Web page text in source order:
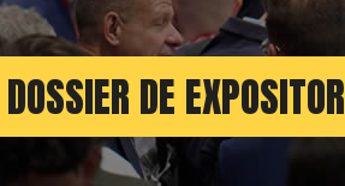
DOSSIER DE EXPOSITOR